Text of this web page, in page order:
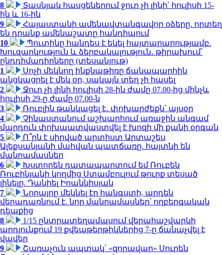
8
Տասնյակ հասցեներում ջուր չի լինի՝ հուլիսի 15-
ին և 16-ին
9
Հայաստանի ամենավտանգավոր օձերը. որտեղ
են դրանք ամենաշատը հանդիպում
10
Պուտինը հանդես է եկել հայտարարությամբ.
Խուզարկություն և ձերբակալություն․ թիրախում՝
ընդդիմադիրները (տեսանյութ)
1
Սոչի մեկնող ինքնաթիռը ճանապարհին
անցկացրել է մեկ օր, սակայն տեղ չի հասել
2
Ջուր չի լինի հուլիսի 28-ին ժամը 07.00-ից մինչև
հուլիսի 29-ը ժամը 07.00-ն
3
Ռուբլին թանկացել է․ փոխարժեքն՝ այսօր
4
Չինաստանում աշխարհում առաջին անգամ
մարդուն փոխպատվաստվել է խոզի մի քանի օրգան
5
Ո՞րն է սիրված արտիստ Արտաշես
Ալեքսանյանի մահվան պատճառը. հայտնի են
մանրամասներ
6
Խստորեն դատապարտում եմ Ռուբեն
Ռուբինյանի կողմից Ստամբուլում թուրք տեսած
լինելը. Դանիել Իոաննիսյան
7
Նորայրը մեկնել էր հանգստի, արդեն
վերադառնում է. նոր մանրամասներ՝ ողբերգական
դեպքից
8
1/15 ընտրատեղամասում վերահաշվարկի
արդյունքում 19 քվեաթերթիկներից 7-ը ճանաչվել է
վավեր
9
Շառաչուն ապտակ՝ «զորավար» Սուրեն